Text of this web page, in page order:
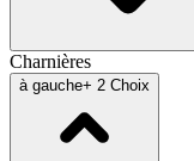
Charnières
à gauche+ 2 Choix